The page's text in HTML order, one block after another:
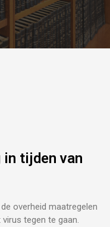
tijden van
overheid maatregelen
tegen te gaan.